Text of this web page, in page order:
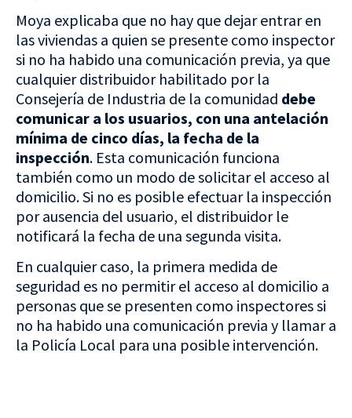
Moya explicaba que no hay que dejar entrar en
las viviendas a quien se presente como inspector
si no ha habido una comunicación previa, ya que
cualquier distribuidor habilitado por la
Consejería de Industria de la comunidad debe
comunicar a los usuarios, con una antelación
mínima de cinco días, la fecha de la
inspección. Esta comunicación funciona
también como un modo de solicitar el acceso al
domicilio. Si no es posible efectuar la inspección
por ausencia del usuario, el distribuidor le
notificará la fecha de una segunda visita.
En cualquier caso, la primera medida de
seguridad es no permitir el acceso al domicilio a
personas que se presenten como inspectores si
no ha habido una comunicación previa y llamar a
la Policía Local para una posible intervención.